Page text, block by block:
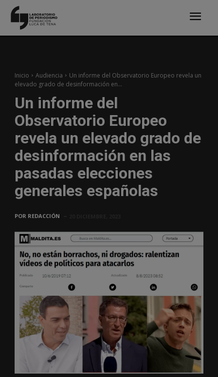
Inicio Audiencia
Un informe del Observatorio Europeo revela un
elevado grado de desinformación en...
Un informe del
Observatorio Europeo
revela un elevado grado de
desinformación en las
pasadas elecciones
generales españolas
POR REDACCIÓN